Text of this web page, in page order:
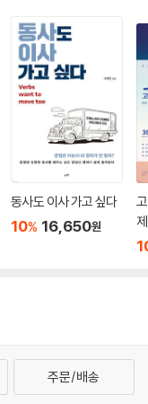
동사도 이사 가고 싶다
10% 16,650원
제
주문/배송